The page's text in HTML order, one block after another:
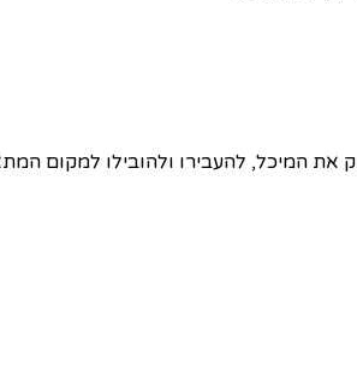
את המיכל, להעבירו ולהובילו למקום